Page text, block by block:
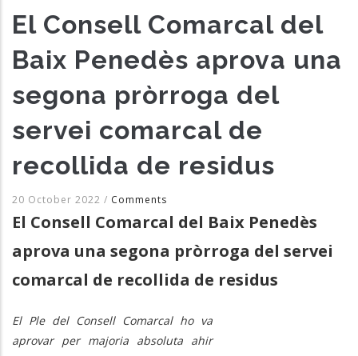
El Consell Comarcal del
Baix Penedès aprova una
segona pròrroga del
servei comarcal de
recollida de residus
20 October 2022 / Comments
El Consell Comarcal del Baix Penedès
aprova una segona pròrroga del servei
comarcal de recollida de residus
El Ple del Consell Comarcal ho va
aprovar per majoria absoluta ahir